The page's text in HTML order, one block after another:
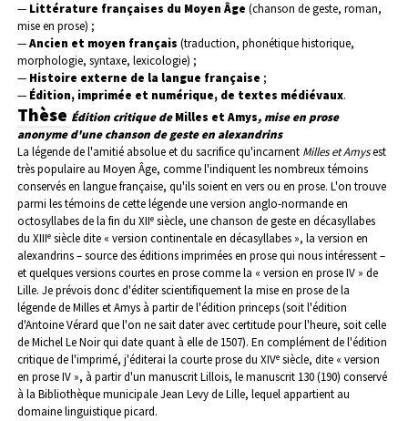
— Littérature françaises du Moyen Âge (chanson de geste, roman,
mise en prose) ;
—Ancien et moyen français (traduction, phonétique historique,
morphologie, syntaxe, lexicologie) ;
— Histoire externe de la langue française ;
— Édition, imprimée et numérique, de textes médiévaux.
Thèse Édition critique deMilles et Amys, mise en prose
anonyme d'une chanson de geste en alexandrins
La légende de l'amitié absolue et du sacrifice qu'incarnent Milles et Amysest
très populaire au Moyen Âge, comme l'indiquent les nombreux témoins
conservés en langue française, qu'ils soient en vers ou en prose. L'on trouve
parmi les témoins de cette légende une version anglo-normande en
octosyllabes de la fin du XIIe siècle, une chanson de geste en décasyllabes
du XIIIe siècle dite « version continentale en décasyllabes », la version en
alexandrins – source des éditions imprimées en prose qui nous intéressent –
et quelques versions courtes en prose comme la « version en prose IV » de
Lille. Je prévois donc d'éditer scientifiquement la mise en prose de la
légende de Milles et Amys à partir de l'édition princeps (soit l'édition
d'Antoine Vérard que l'on ne sait dater avec certitude pour l'heure, soit celle
de Michel Le Noir qui date quant à elle de 1507). En complément de l'édition
critique de l'imprimé, j'éditerai la courte prose du XIVe siècle, dite « version
en prose IV », à partir d'un manuscrit Lillois, le manuscrit 130 (190) conservé
à la Bibliothèque municipale Jean Levy de Lille, lequel appartient au
domaine linguistique picard.